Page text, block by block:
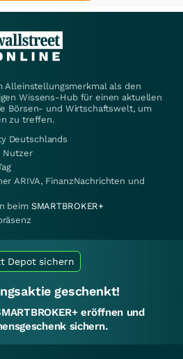
Alleinstellungsmerkmal als den
Wissens-Hub für einen aktuellen
Börsen- und Wirtschaftswelt, um
zu treffen.
Deutschlands
Nutzer
ARIVA, FinanzNachrichten und
beim SMARTBROKER+
Depot sichern
geschenkt!
eröffnen und
sichern.